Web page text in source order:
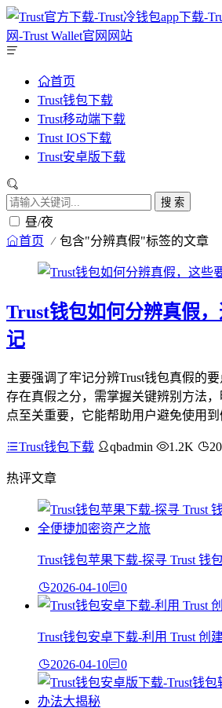
首页
Trust钱包下载
Trust移动端下载
Trust IOS下载
Trust安卓版下载
搜 索
昼/夜
首页 包含"分辨真假"标签的文章
Trust钱包如何分辨真假
记
主要强调了牢记分辨Trust钱包真假的
存在真假之分，需掌握关键辨别方法
点至关重要，它能帮助用户避免使用到
Trust钱包下载 qbadmin 1.2K
热评文章
Trust钱包苹果下载-探寻 Trust 钱
2026-04-10 0
Trust钱包安卓下载-利用 Trust 创
2026-04-10 0